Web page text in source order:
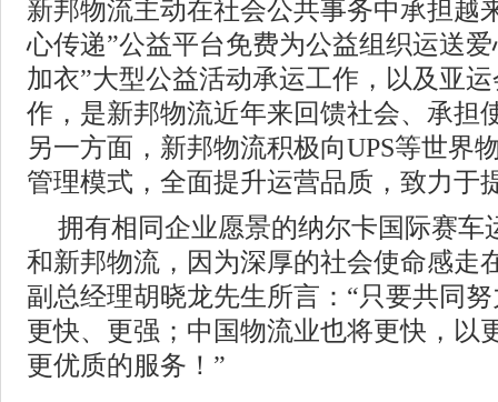
新邦物流主动在社会公共事务中承担越
心传递”公益平台免费为公益组织运送
加衣”大型公益活动承运工作，以及亚
作，是新邦物流近年来回馈社会、承担
另一方面，新邦物流积极向UPS等世界
管理模式，全面提升运营品质，致力于
拥有相同企业愿景的纳尔卡国际赛车
和新邦物流，因为深厚的社会使命感走
副总经理胡晓龙先生所言：“只要共同
更快、更强；中国物流业也将更快，以
更优质的服务！”